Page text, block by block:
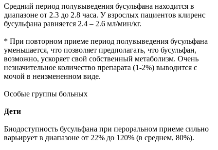
Средний период полувыведения бусульфана находится в
диапазоне от 2.3 до 2.8 часа. У взрослых пациентов клиренс
бусульфана равняется 2.4 – 2.6 мл/мин/кг.
* При повторном приеме период полувыведения бусульфана
уменьшается, что позволяет предполагать, что бусульфан,
возможно, ускоряет свой собственный метаболизм. Очень
незначительное количество препарата (1-2%) выводится с
мочой в неизмененном виде.
Особые группы больных
Дети
Биодоступность бусульфана при пероральном приеме сильно
варьирует в диапазоне от 22% до 120% (в среднем, 80%).